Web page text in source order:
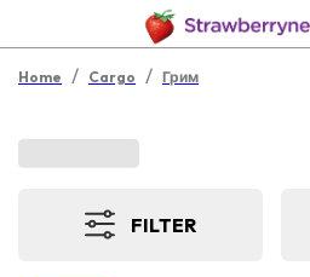
Home / Cargo / Грим
FILTER